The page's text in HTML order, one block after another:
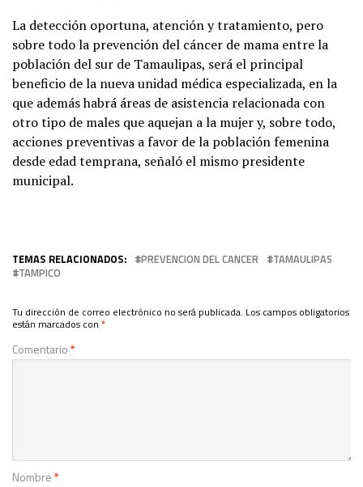
La detección oportuna, atención y tratamiento, pero
sobre todo la prevención del cáncer de mama entre la
población del sur de Tamaulipas, será el principal
beneficio de la nueva unidad médica especializada, en la
que además habrá áreas de asistencia relacionada con
otro tipo de males que aquejan a la mujer y, sobre todo,
acciones preventivas a favor de la población femenina
desde edad temprana, señaló el mismo presidente
municipal.
TEMAS RELACIONADOS: PREVENCION DEL CANCER
TAMAULIPAS
TAMPICO
Tu dirección de correo electrónico no será publicada. Los campos obligatorios
están marcados con *
Comentario*
Nombre*